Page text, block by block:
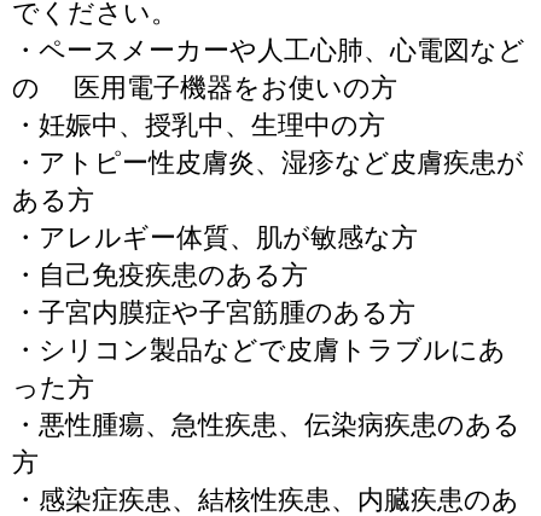
でください。
・ペースメーカーや人工心肺、心電図など
の 医用電子機器をお使いの方
・妊娠中、授乳中、生理中の方
・アトピー性皮膚炎、湿疹など皮膚疾患が
ある方
・アレルギー体質、肌が敏感な方
・自己免疫疾患のある方
・子宮内膜症や子宮筋腫のある方
・シリコン製品などで皮膚トラブルにあ
った方
・悪性腫瘍、急性疾患、伝染病疾患のある
方
・感染症疾患、結核性疾患、内臓疾患のあ